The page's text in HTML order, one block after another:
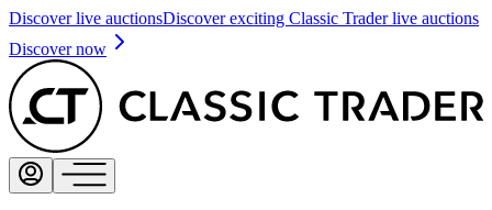
Discover live auctionsDiscover exciting Classic Trader live auctions
Discover now